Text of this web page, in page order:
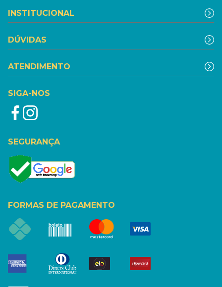
INSTITUCIONAL
DÚVIDAS
ATENDIMENTO
SIGA-NOS
SEGURANÇA
FORMAS DE PAGAMENTO